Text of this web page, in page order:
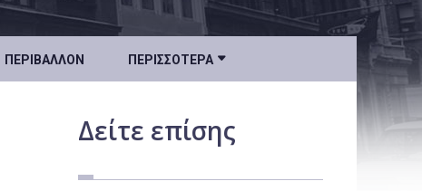
ΠΕΡΙΒΆΛΛΟΝ ΠΕΡΙΣΣΌΤΕΡΑ 
Δείτε επίσης
Υγεία
Ταξίδια
Επιστήμη
Περιβάλλον